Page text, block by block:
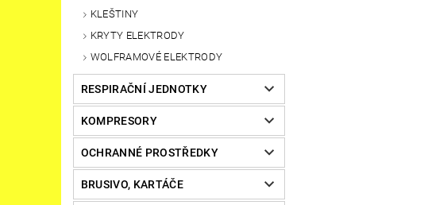
KLEŠTINY
KRYTY ELEKTRODY
WOLFRAMOVÉ ELEKTRODY
RESPIRAČNÍ JEDNOTKY
KOMPRESORY
OCHRANNÉ PROSTŘEDKY
BRUSIVO, KARTÁČE